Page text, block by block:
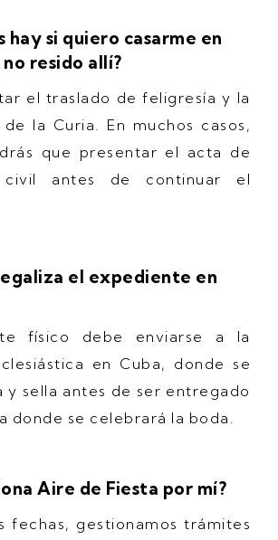
hay si quiero casarme en
resido allí?
el traslado de feligresía y la
la Curia. En muchos casos,
que presentar el acta de
civil antes de continuar el
el expediente en
físico debe enviarse a la
en Cuba, donde se
y sella antes de ser entregado
donde se celebrará la boda.
Aire de Fiesta por mí?
fechas, gestionamos trámites